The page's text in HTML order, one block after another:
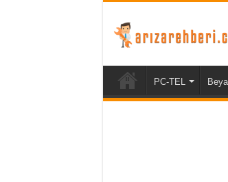
PC-TEL